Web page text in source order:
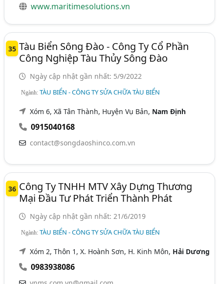
www.maritimesolutions.vn
35 Tàu Biển Sông Đào - Công Ty Cổ Phần
Công Nghiệp Tàu Thủy Sông Đào
Ngày cập nhật gần nhất: 5/9/2022
Ngành:TÀU BIỂN - CÔNG TY SỬA CHỮA TÀU BIỂN
Xóm 6, Xã Tân Thành, Huyện Vụ Bản, Nam Định
0915040168
contact@songdaoshinco.com.vn
36 Công Ty TNHH MTV Xây Dựng Thương
Mại Đầu Tư Phát Triển Thành Phát
Ngày cập nhật gần nhất: 21/6/2019
Ngành:TÀU BIỂN - CÔNG TY SỬA CHỮA TÀU BIỂN
Xóm 2, Thôn 1, X. Hoành Sơn, H. Kinh Môn, Hải Dương
0983938086